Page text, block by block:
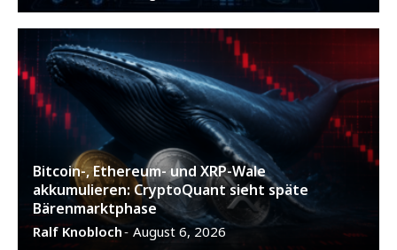
Bitcoin-, Ethereum- und XRP-Wale
akkumulieren: CryptoQuant sieht späte
Bärenmarktphase
Ralf Knobloch- August 6, 2026